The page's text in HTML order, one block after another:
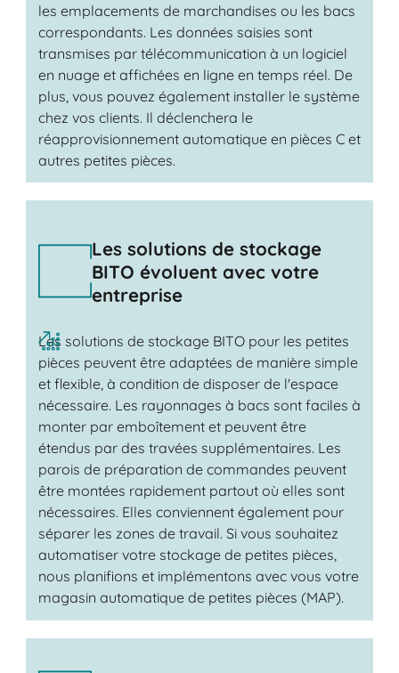
les emplacements de marchandises ou les bacs
correspondants. Les données saisies sont
transmises par télécommunication à un logiciel
en nuage et affichées en ligne en temps réel. De
plus, vous pouvez également installer le système
chez vos clients. Il déclenchera le
réapprovisionnement automatique en pièces C et
autres petites pièces.
Les solutions de stockage
BITO évoluent avec votre
entreprise
Les solutions de stockage BITO pour les petites
pièces peuvent être adaptées de manière simple
et flexible, à condition de disposer de l'espace
nécessaire. Les rayonnages à bacs sont faciles à
monter par emboîtement et peuvent être
étendus par des travées supplémentaires. Les
parois de préparation de commandes peuvent
être montées rapidement partout où elles sont
nécessaires. Elles conviennent également pour
séparer les zones de travail. Si vous souhaitez
automatiser votre stockage de petites pièces,
nous planifions et implémentons avec vous votre
magasin automatique de petites pièces (MAP).